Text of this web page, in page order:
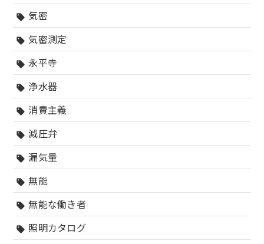
sell 気密
sell 気密測定
sell 永平寺
sell 浄水器
sell 消費主義
sell 減圧弁
sell 漏気量
sell 無能
sell 無能な働き者
sell 照明カタログ